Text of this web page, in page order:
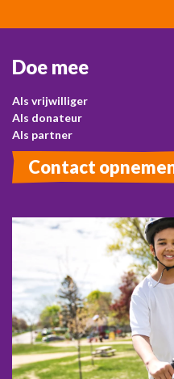
Doe mee
Als vrijwilliger
Als donateur
Als partner
Contact